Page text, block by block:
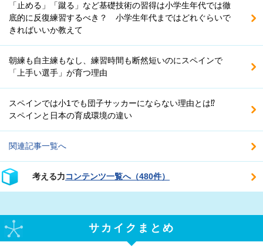
「止める」「蹴る」など基礎技術の習得は小学生年代では徹
底的に反復練習するべき？ 小学生年代まではどれぐらいで
きればいいか教えて
朝練も自主練もなし、練習時間も断然短いのにスペインで
「上手い選手」が育つ理由
スペインでは小1でも団子サッカーにならない理由とは⁉
スペインと日本の育成環境の違い
関連記事一覧へ
考える力コンテンツ一覧へ（480件）
サカイクまとめ